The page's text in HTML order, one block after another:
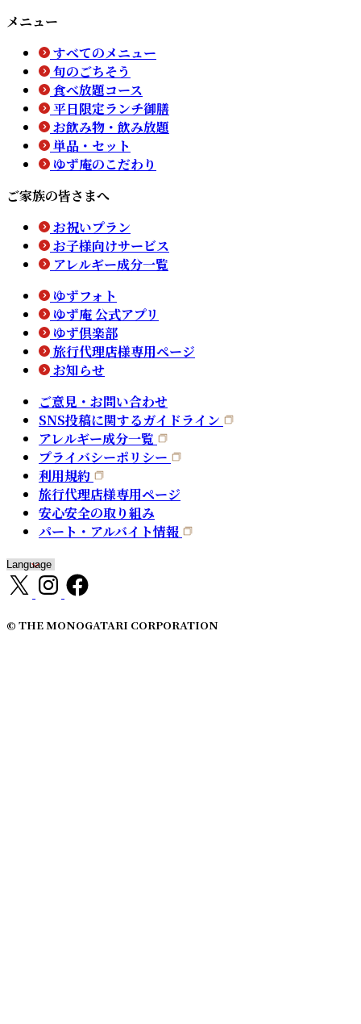
メニュー
すべてのメニュー
旬のごちそう
食べ放題コース
平日限定ランチ御膳
お飲み物・飲み放題
単品・セット
ゆず庵のこだわり
ご家族の皆さまへ
お祝いプラン
お子様向けサービス
アレルギー成分一覧
ゆずフォト
ゆず庵 公式アプリ
ゆず倶楽部
旅行代理店様専用ページ
お知らせ
ご意見・お問い合わせ
SNS投稿に関するガイドライン
アレルギー成分一覧
プライバシーポリシー
利用規約
旅行代理店様専用ページ
安心安全の取り組み
パート・アルバイト情報
© THE MONOGATARI CORPORATION